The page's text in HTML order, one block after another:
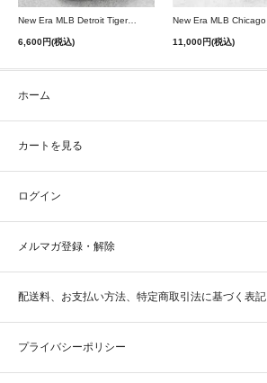
New Era MLB Detroit Tigers Postseason 9Twenty Strapback Cap - Navy
6,600円(税込) 11,000円(税込)
ホーム
カートを見る
ログイン
メルマガ登録・解除
配送料、お支払い方法、特定商取引法に基づく表記
プライバシーポリシー